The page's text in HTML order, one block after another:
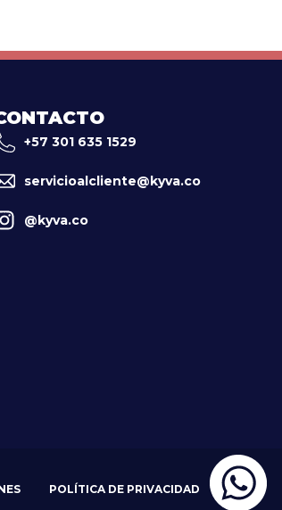
+57 301 635 1529
servicioalcliente@kyva.co
@kyva.co
POLÍTICA DE PRIVACIDAD